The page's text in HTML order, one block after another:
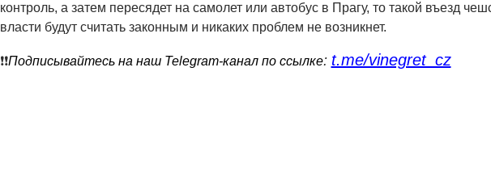
контроль, а затем пересядет на самолет или автобус в Прагу, то такой въезд
власти будут считать законным и никаких проблем не возникнет.
❗️❗️Подписывайтесь на наш Telegram-канал по ссылке: t.me/vinegret_cz